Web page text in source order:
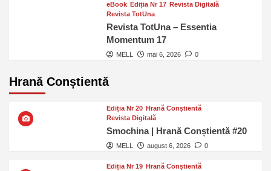
eBook Ediția Nr 17 Revista Digitală
Revista TotUna
Revista TotUna – Essentia
Momentum 17
MELL mai 6, 2026 0
Hrană Conștientă
Ediția Nr 20 Hrană Conștientă
Revista Digitală
Smochina | Hrană Conștientă #20
MELL august 6, 2026 0
Ediția Nr 19 Hrană Conștientă